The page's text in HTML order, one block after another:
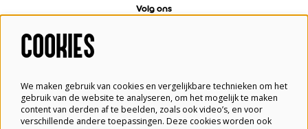
Volg ons
COOKIES
We maken gebruik van cookies en vergelijkbare technieken om het
gebruik van de website te analyseren, om het mogelijk te maken
content van derden af te beelden, zoals ook video’s, en voor
verschillende andere toepassingen. Deze cookies worden ook